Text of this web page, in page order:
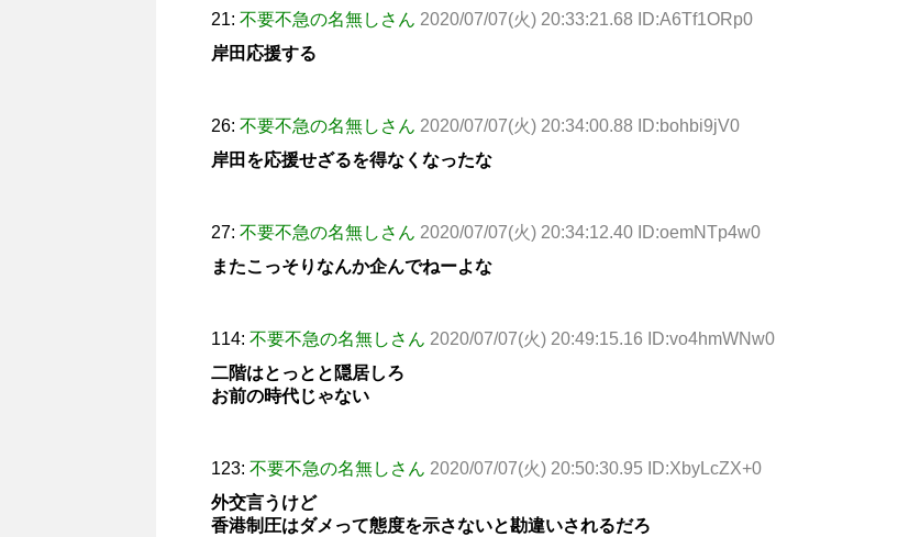
21: 不要不急の名無しさん 2020/07/07(火) 20:33:21.68 ID:A6Tf1ORp0
岸田応援する
26: 不要不急の名無しさん 2020/07/07(火) 20:34:00.88 ID:bohbi9jV0
岸田を応援せざるを得なくなったな
27: 不要不急の名無しさん 2020/07/07(火) 20:34:12.40 ID:oemNTp4w0
またこっそりなんか企んでねーよな
114: 不要不急の名無しさん 2020/07/07(火) 20:49:15.16 ID:vo4hmWNw0
二階はとっとと隠居しろ
お前の時代じゃない
123: 不要不急の名無しさん 2020/07/07(火) 20:50:30.95 ID:XbyLcZX+0
外交言うけど
香港制圧はダメって態度を示さないと勘違いされるだろ